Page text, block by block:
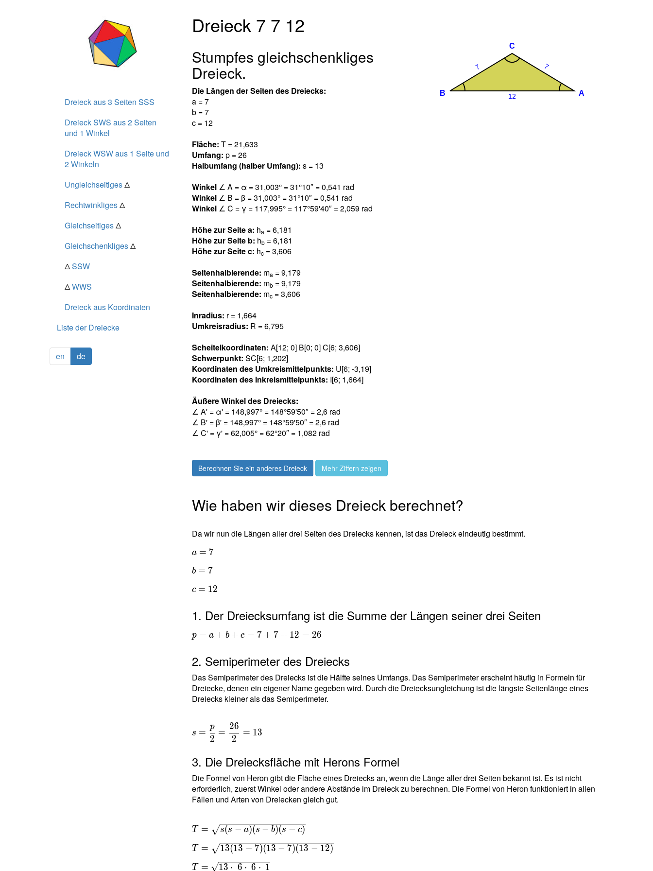
Dreieck 7 7 12
Stumpfes gleichschenkliges
Dreieck.
Die Längen der Seiten des Dreiecks:
a = 7
b = 7
c = 12
Fläche: T = 21,633
Umfang: p = 26
Halbumfang (halber Umfang): s = 13
Winkel ∠ A = α = 31,003° = 31°10″ = 0,541 rad
Winkel ∠ B = β = 31,003° = 31°10″ = 0,541 rad
Winkel ∠ C = γ = 117,995° = 117°59'40″ = 2,059rad
Höhe zur Seite a: ha = 6,181
Höhe zur Seite b: hb= 6,181
Höhe zur Seite c: hc= 3,606
Seitenhalbierende: ma = 9,179
Seitenhalbierende: mb= 9,179
Seitenhalbierende: mc= 3,606
Inradius: r = 1,664
Umkreisradius: R = 6,795
Scheitelkoordinaten: A[12; 0] B[0; 0] C[6; 3,606]
Schwerpunkt: SC[6; 1,202]
Koordinaten des Umkreismittelpunkts: U[6; -3,19]
Koordinaten des Inkreismittelpunkts: I[6; 1,664]
Äußere Winkel des Dreiecks:
∠ A' = α' = 148,997° = 148°59'50″ = 2,6rad
∠ B' = β' = 148,997° = 148°59'50″ = 2,6rad
∠ C' = γ' = 62,005° = 62°20″ = 1,082rad
Berechnen Sie ein anderes Dreieck Mehr Ziffern zeigen
Wie haben wir dieses Dreieck berechnet?
Da wir nun die Längen aller drei Seiten des Dreiecks kennen, ist das Dreieck eindeutig bestimmt.
a = 7
b = 7
c = 12
1. Der Dreiecksumfang ist die Summe der Längen seiner drei Seiten
p = a + b + c = 7 + 7 + 12 = 26
2. Semiperimeter des Dreiecks
Das Semiperimeter des Dreiecks ist die Hälfte seines Umfangs. Das Semiperimeter erscheint häufig in Formeln für
Dreiecke, denen ein eigener Name gegeben wird. Durch die Dreiecksungleichung ist die längste Seitenlänge eines
Dreiecks kleiner als das Semiperimeter.
s =
2
p
=
2
26
= 13
3. Die Dreiecksfläche mit Herons Formel
Die Formel von Heron gibt die Fläche eines Dreiecks an, wenn die Länge aller drei Seiten bekannt ist. Es ist nicht
erforderlich, zuerst Winkel oder andere Abstände im Dreieck zu berechnen. Die Formel von Heron funktioniert in allen
Fällen und Arten von Dreiecken gleich gut.
T =
s(s-a)(s-
b)(s-c) }
T = s(s − a)(s − b)(s − c)
T = 13(13 − 7)(13 − 7)(13 − 12)
T = 13 ⋅ 6 ⋅ 6 ⋅ 1
Dreieck aus 3 Seiten SSS
Dreieck SWS aus 2 Seiten
und 1 Winkel
Dreieck WSW aus 1 Seite und
2 Winkeln
UngleichseitigesΔ
RechtwinkligesΔ
GleichseitigesΔ
GleichschenkligesΔ
ΔSSW
ΔWWS
Dreieck aus Koordinaten
Liste der Dreiecke
en de